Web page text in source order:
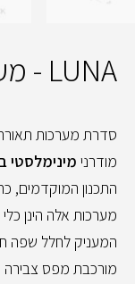
LUNA - מערכת תאורה מגנטית
סדרת מערכות
מודרני מינימלסטי
התכנון המוקדמים,
מערכות אלה הינן כלי
המעניק לחלל שפה
מורכבת מפס